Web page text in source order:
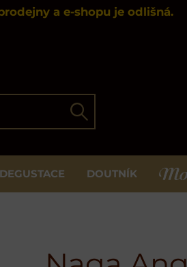
a e-shopu je odlišná.
Hledat
DEGUSTACE DOUTNÍK